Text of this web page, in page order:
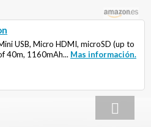
USB, Micro HDMI, microSD (up to
40m, 1160mAh... Mas información.